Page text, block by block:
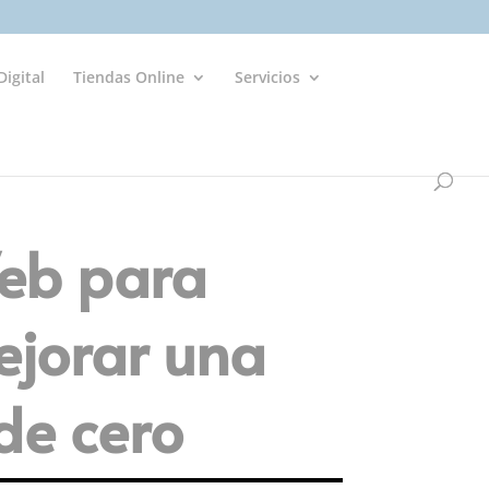
Tiendas Online Servicios
para
una
cero